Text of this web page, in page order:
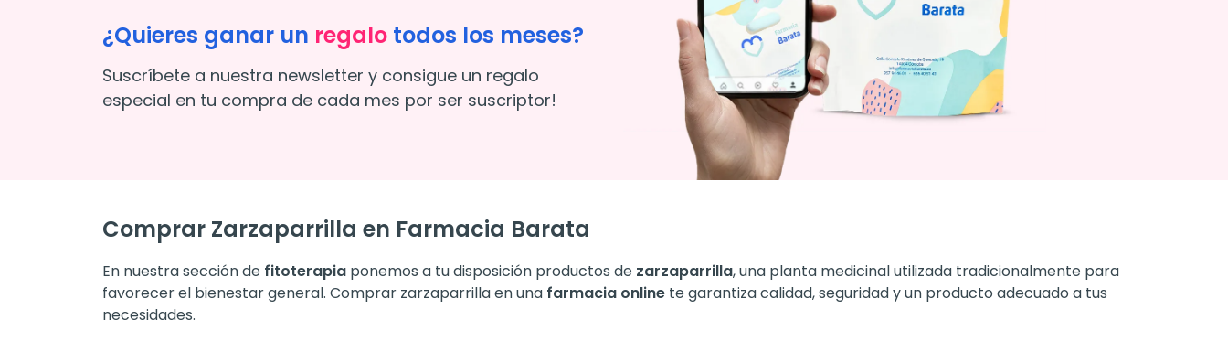
¿Quieres ganar un regalo todos los meses?
Suscríbete a nuestra newsletter y consigue un regalo
especial en tu compra de cada mes por ser suscriptor!
Comprar Zarzaparrilla en Farmacia Barata
En nuestra sección de fitoterapia ponemos a tu disposición productos de zarzaparrilla, una planta medicinal utilizada tradicionalmente para
favorecer el bienestar general. Comprar zarzaparrilla en una farmacia online te garantiza calidad, seguridad y un producto adecuado a tus
necesidades.